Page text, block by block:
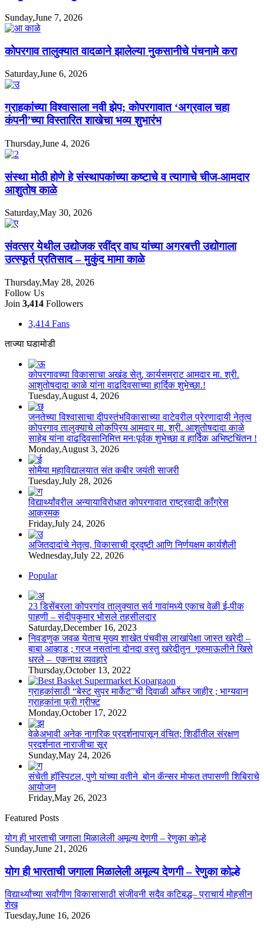
Sunday,June 7, 2026
कोपरगाव तालुक्यात वादळाने झालेल्या नुकसानीचे पंचनामे करा
Saturday,June 6, 2026
ग्राहकांच्या विश्वासाला नवी झेप; कोपरगावात ‘अग्रवाल चहा
कंपनी’च्या विस्तारित शाखेचा भव्य शुभारंभ
Thursday,June 4, 2026
संस्था मोठी होणे हे संस्थापकांच्या कष्टाचे व त्यागाचे चीज-आमदार
आशुतोष काळे
Saturday,May 30, 2026
संवत्सर येथील उद्योजक रवींद्र वाघ यांच्या अगरबत्ती उद्योगाला
उत्स्फूर्त प्रतिसाद – मुकुंद मामा काळे
Thursday,May 28, 2026
Follow Us
Join 3,414 Followers
3,414 Fans
ताज्या घडामोडी
कोपरगावच्या विकासाचा अखंड सेतु, कार्यसम्राट आमदार मा. श्री.
आशुतोषदादा काळे यांना वाढदिवसाच्या हार्दिक शुभेच्छा.!
Tuesday,August 4, 2026
जनतेच्या विश्वासाचा दीपस्तंभविकासाच्या वाटेवरील प्रेरणादायी नेतृत्व
कोपरगाव तालुक्याचे लोकप्रिय आमदार मा. श्री. आशुतोषदादा काळे
साहेब यांना वाढदिवसानिमित्त मनःपूर्वक शुभेच्छा व हार्दिक अभिष्टचिंतन !
Monday,August 3, 2026
सोमैया महाविद्यालयात संत कबीर जयंती साजरी
Tuesday,July 28, 2026
विद्यार्थ्यांवरील अन्यायाविरोधात कोपरगावात राष्ट्रवादी काँग्रेस
आक्रमक
Friday,July 24, 2026
अजितदादांचे नेतृत्व, विकासाची दूरदृष्टी आणि निर्णयक्षम कार्यशैली
Wednesday,July 22, 2026
Popular
23 डिसेंबरला कोपरगांव तालुक्‍यात सर्व गावांमध्ये एकाच वेळी ई-पीक
पाहणी – संदीपकुमार भोसले तहसीलदार
Saturday,December 16, 2023
निवडणुक जवळ येताच मुख्य शाखेत पंचवीस लाखांपेक्षा जास्त खरेदी –
बाबा आव्हाड ; गरज नसतांना दोनदा वस्तु खरेदीतुन गूरुमाऊलीने खिसे
धरले – एकनाथ व्यवहारे
Thursday,October 13, 2022
ग्राहकांसाठी “बेस्ट सुपर मार्केट”ची दिवाळी आॕफर जाहीर ; भाग्यवान
ग्राहकांना फ्री ग्रीफ्ट
Monday,October 17, 2022
वेळेअभावी अनेक नागरिक प्रदर्शनापासून वंचित; शिर्डीतील संरक्षण
प्रदर्शनात नाराजीचा सूर
Sunday,May 24, 2026
संचेती हॉस्पिटल, पुणे यांच्या वतीने बोन कॅन्सर मोफत तपासणी शिबिराचे
आयोजन
Friday,May 26, 2023
Featured Posts
योग ही भारताची जगाला मिळालेली अमूल्य देणगी – रेणुका कोल्हे
Sunday,June 21, 2026
योग ही भारताची जगाला मिळालेली अमूल्य देणगी – रेणुका कोल्हे
विद्यार्थ्यांच्या सर्वांगीण विकासासाठी संजीवनी सदैव कटिबद्ध– प्राचार्य मोहसीन
शेख
Tuesday,June 16, 2026